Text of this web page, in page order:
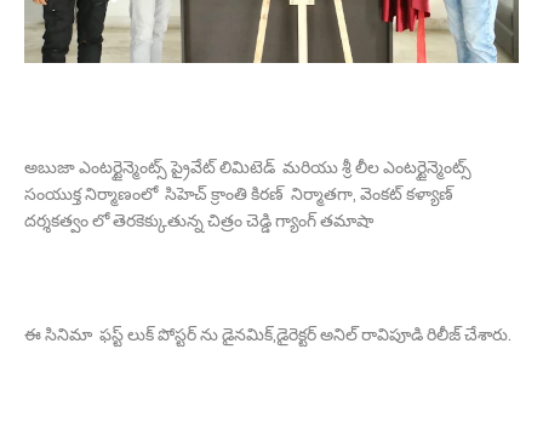
అబుజా ఎంటర్టైన్మెంట్స్ ప్రైవేట్ లిమిటెడ్ మరియు శ్రీ లీల ఎంటర్టైన్మెంట్స్
సంయుక్త నిర్మాణంలో సిహెచ్ క్రాంతి కిరణ్ నిర్మాతగా, వెంకట్ కళ్యాణ్
దర్శకత్వం లో తెరకెక్కుతున్న చిత్రం చెడ్డి గ్యాంగ్ తమాషా
ఈ సినిమా ఫస్ట్ లుక్ పోస్టర్ ను డైనమిక్,డైరెక్టర్ అనిల్ రావిపూడి రిలీజ్ చేశారు.